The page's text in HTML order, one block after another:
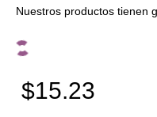
Nuestros productos tienen
$15.23